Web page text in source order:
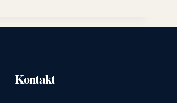
Kontakt